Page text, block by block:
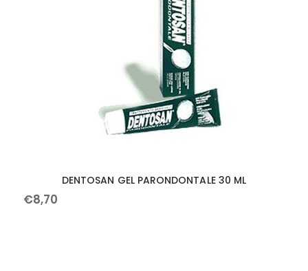
DENTOSAN GEL PARONDONTALE 30 ML
€8,70